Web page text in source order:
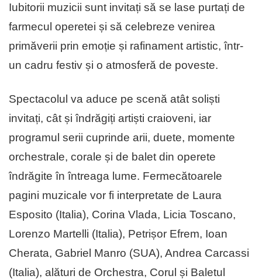
Iubitorii muzicii sunt invitați să se lase purtați de
farmecul operetei și să celebreze venirea
primăverii prin emoție și rafinament artistic, într-
un cadru festiv și o atmosferă de poveste.
Spectacolul va aduce pe scenă atât soliști
invitați, cât și îndrăgiți artiști craioveni, iar
programul serii cuprinde arii, duete, momente
orchestrale, corale și de balet din operete
îndrăgite în întreaga lume. Fermecătoarele
pagini muzicale vor fi interpretate de Laura
Esposito (Italia), Corina Vlada, Licia Toscano,
Lorenzo Martelli (Italia), Petrișor Efrem, Ioan
Cherata, Gabriel Manro (SUA), Andrea Carcassi
(Italia), alături de Orchestra, Corul și Baletul